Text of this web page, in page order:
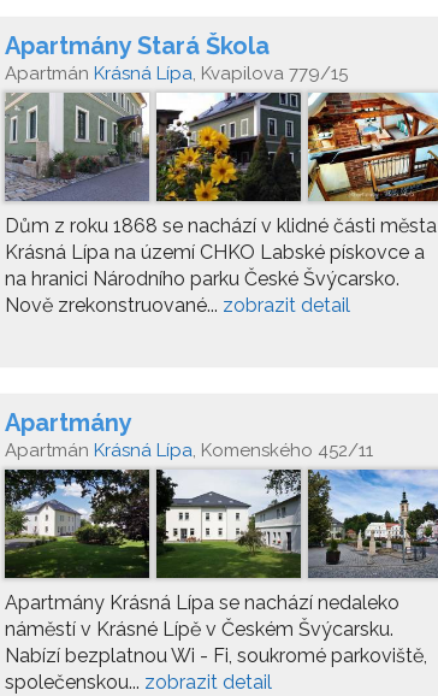
Apartmány Stará Škola
Apartmán Krásná Lípa, Kvapilova 779/15
Dům z roku 1868 se nachází v klidné části města
Krásná Lípa na území CHKO Labské pískovce a
na hranici Národního parku České Švýcarsko.
Nově zrekonstruované... zobrazit detail
Apartmány
Apartmán Krásná Lípa, Komenského 452/11
Apartmány Krásná Lípa se nachází nedaleko
náměstí v Krásné Lípě v Českém Švýcarsku.
Nabízí bezplatnou Wi - Fi, soukromé parkoviště,
společenskou... zobrazit detail